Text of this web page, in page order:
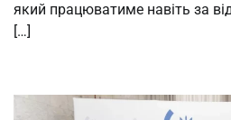
який працюватиме навіть за
[…]